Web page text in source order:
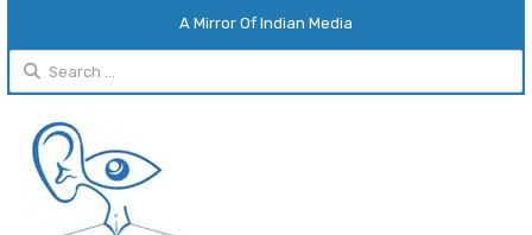
A Mirror Of Indian Media
Search
for: